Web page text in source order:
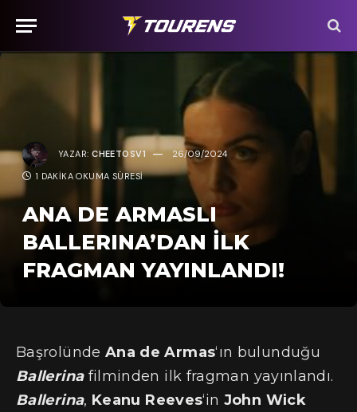
YAZAR: CHEETOSV1 26/09/2024
1 DAKIKA OKUMA SÜRESI
ANA DE ARMASLI
BALLERINA’DAN İLK
FRAGMAN YAYINLANDI!
Başrolünde Ana de Armas‘ın bulunduğu
Ballerinafilminden ilk fragman yayınlandı.
Ballerina, Keanu Reeves‘in John Wick